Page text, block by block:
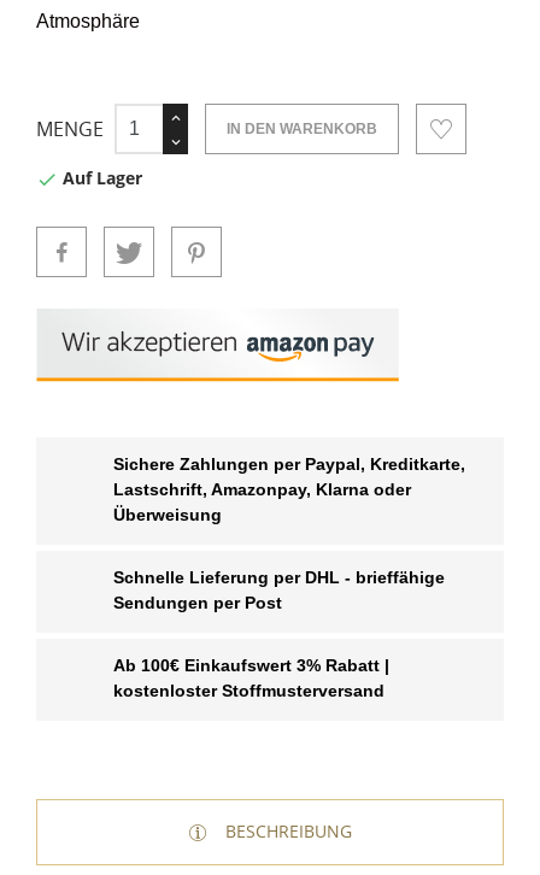
Atmosphäre
MENGE IN DEN WARENKORB
 Auf Lager
Sichere Zahlungen per Paypal, Kreditkarte,
Lastschrift, Amazonpay, Klarna oder
Überweisung
Schnelle Lieferung per DHL - brieffähige
Sendungen per Post
Ab 100€ Einkaufswert 3% Rabatt |
kostenloster Stoffmusterversand
BESCHREIBUNG